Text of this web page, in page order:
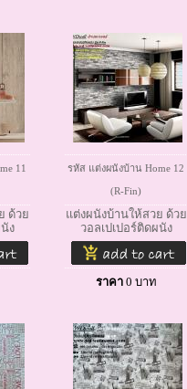
11
ด้วย
ง
รหัส แต่งผนังบ้าน Home 12
(R-Fin)
แต่งผนังบ้านให้สวย ด้วย
วอลเปเปอร์ติดผนัง
ราคา 0 บาท